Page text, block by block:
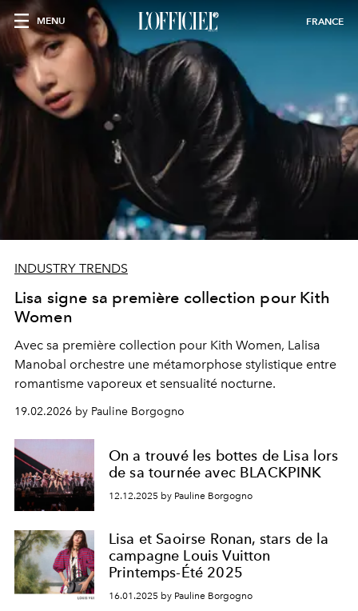
MENU FRANCE
INDUSTRY TRENDS
Lisa signe sa première collection pour Kith
Women
Avec sa première collection pour Kith Women, Lalisa
Manobal orchestre une métamorphose stylistique entre
romantisme vaporeux et sensualité nocturne.
19.02.2026 by Pauline Borgogno
On a trouvé les bottes de Lisa lors
de sa tournée avec BLACKPINK
12.12.2025 by Pauline Borgogno
Lisa et Saoirse Ronan, stars de la
campagne Louis Vuitton
Printemps-Été 2025
16.01.2025 by Pauline Borgogno